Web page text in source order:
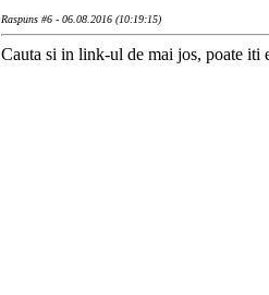
Raspuns #6 - 06.08.2016 (10:19:15)
Cauta si in link-ul de mai jos, poate iti